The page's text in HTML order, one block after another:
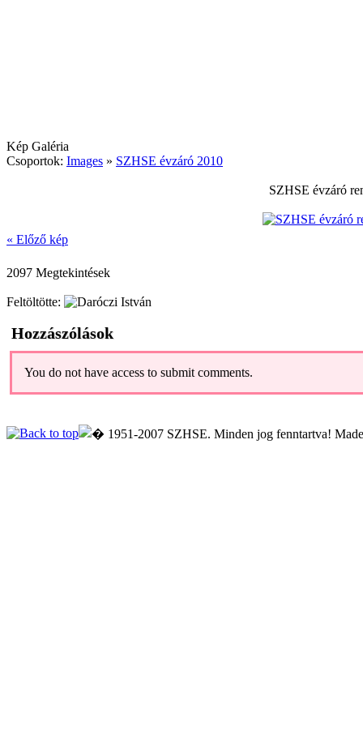
Kép Galéria
Csoportok: Images » SZHSE évzáró 2010
SZHSE évzáró
« Előző kép
2097 Megtekintések
Feltöltötte:
Hozzászólások
You do not have access to submit comments.